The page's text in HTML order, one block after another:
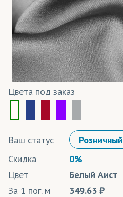
Цвета под заказ
Ваш статус
Розничный
Скидка
0%
Цвет
Белый Аист
За 1 пог. м
349.63